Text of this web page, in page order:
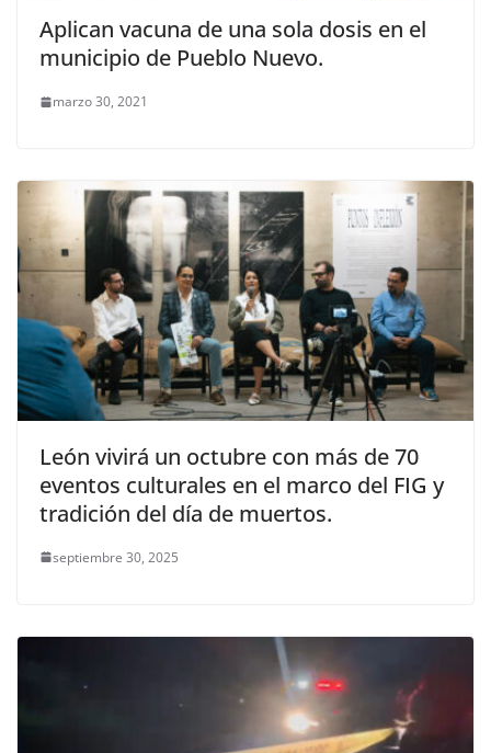
Aplican vacuna de una sola dosis en el
municipio de Pueblo Nuevo.
marzo 30, 2021
León vivirá un octubre con más de 70
eventos culturales en el marco del FIG y
tradición del día de muertos.
septiembre 30, 2025